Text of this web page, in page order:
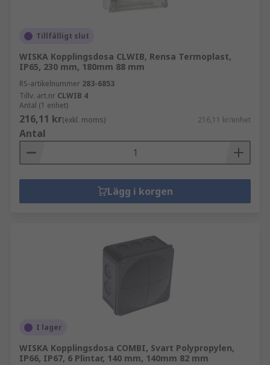
Tillfälligt slut
WISKA Kopplingsdosa CLWIB, Rensa Termoplast,
IP65, 230 mm, 180mm 88 mm
RS-artikelnummer 283-6853
Tillv. art.nr CLWIB 4
Antal (1 enhet)
216,11 kr(exkl. moms) 216,11 kr/enhet
Antal
Lägg i korgen
I lager
WISKA Kopplingsdosa COMBI, Svart Polypropylen,
IP66, IP67, 6 Plintar, 140 mm, 140mm 82 mm